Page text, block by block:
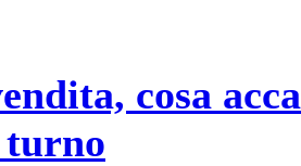
cosa
turno